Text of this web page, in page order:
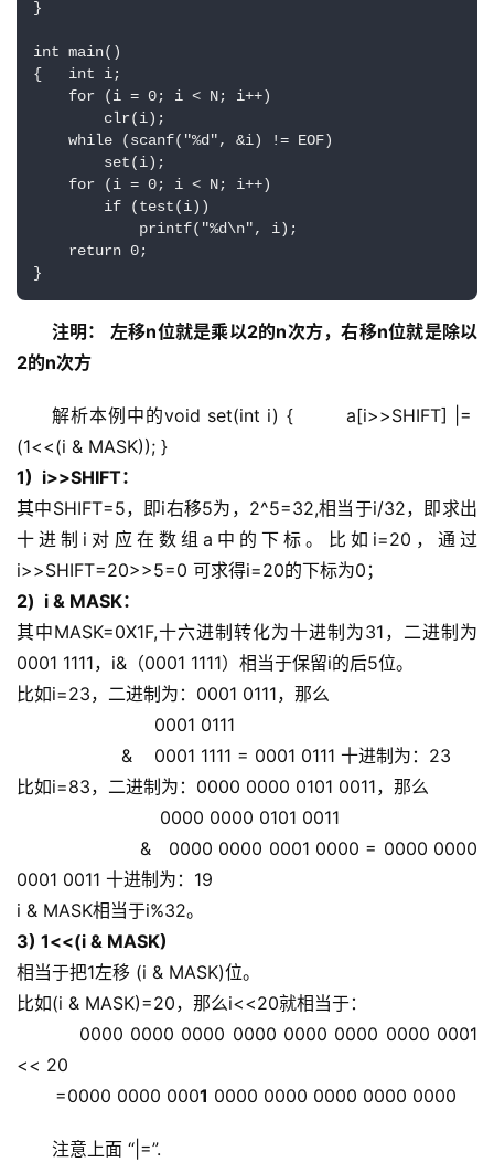
}
int main()
{   int i;
for (i = 0; i < N; i++)
clr(i);
while (scanf("%d", &i) != EOF)
set(i);
for (i = 0; i < N; i++)
if (test(i))
printf("%d\n", i);
return 0;
}
注明： 左移n位就是乘以2的n次方，右移n位就是除以
2的n次方
解析本例中的void set(int i) {        a[i>>SHIFT] |=
(1<<(i & MASK)); }
1)  i>>SHIFT：
其中SHIFT=5，即i右移5为，2^5=32,相当于i/32，即求出
十进制i对应在数组a中的下标。比如i=20，通过
i>>SHIFT=20>>5=0 可求得i=20的下标为0；
2)  i & MASK：
其中MASK=0X1F,十六进制转化为十进制为31，二进制为
0001 1111，i&（0001 1111）相当于保留i的后5位。
比如i=23，二进制为：0001 0111，那么
0001 0111
&    0001 1111 = 0001 0111 十进制为：23
比如i=83，二进制为：0000 0000 0101 0011，那么
0000 0000 0101 0011
&   0000 0000 0001 0000 = 0000 0000
0001 0011 十进制为：19
i & MASK相当于i%32。
3) 1<<(i & MASK)
相当于把1左移 (i & MASK)位。
比如(i & MASK)=20，那么i<<20就相当于：
0000 0000 0000 0000 0000 0000 0000 0001
<< 20
=0000 0000 0001 0000 0000 0000 0000 0000
注意上面 “|=”.